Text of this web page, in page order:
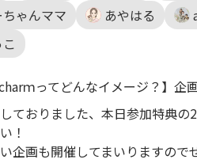
ゃんママ
あやはる
ｍってどんなイメージ？】
ておりました、本日参加特典
！
企画も開催してまいりますの